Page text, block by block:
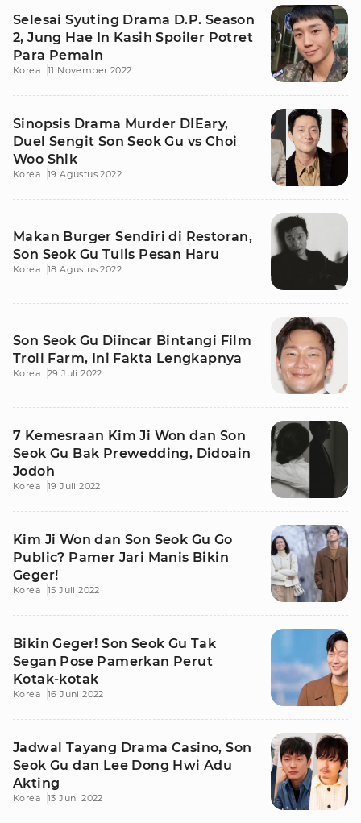
Selesai Syuting Drama D.P. Season
2, Jung Hae In Kasih Spoiler Potret
Para Pemain
Korea 11 November 2022
Sinopsis Drama Murder DIEary,
Duel Sengit Son Seok Gu vs Choi
Woo Shik
Korea 19 Agustus 2022
Makan Burger Sendiri di Restoran,
Son Seok Gu Tulis Pesan Haru
Korea 18 Agustus 2022
Son Seok Gu Diincar Bintangi Film
Troll Farm, Ini Fakta Lengkapnya
Korea 29 Juli 2022
7 Kemesraan Kim Ji Won dan Son
Seok Gu Bak Prewedding, Didoain
Jodoh
Korea 19 Juli 2022
Kim Ji Won dan Son Seok Gu Go
Public? Pamer Jari Manis Bikin
Geger!
Korea 15 Juli 2022
Bikin Geger! Son Seok Gu Tak
Segan Pose Pamerkan Perut
Kotak-kotak
Korea 16 Juni 2022
Jadwal Tayang Drama Casino, Son
Seok Gu dan Lee Dong Hwi Adu
Akting
Korea 13 Juni 2022